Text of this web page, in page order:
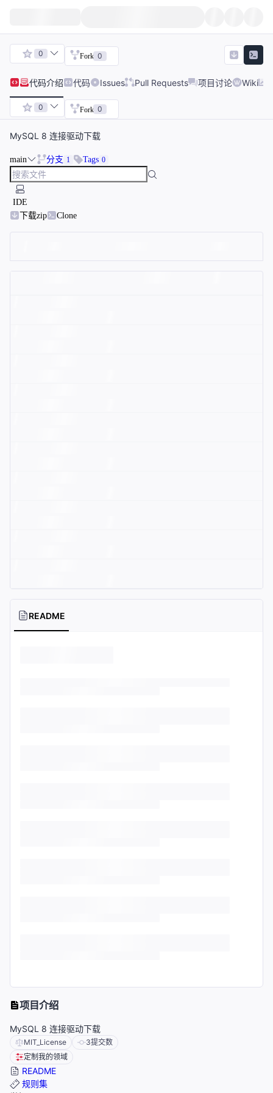
0 Fork 0
代码介绍 代码 Issues Pull Requests 项目讨论 Wiki
0 Fork 0
MySQL 8 连接驱动下载
main 分支 1 Tags 0
IDE
下载zip
Clone
README
项目介绍
MySQL 8 连接驱动下载
MIT_License 3提交数
定制我的领域
README
规则集